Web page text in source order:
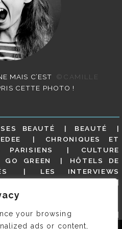
your browsing
ads or content,
MAIS C’EST
©CAMILLE
CETTE PHOTO !
BEAUTÉ
BEAUTÉ
CHRONIQUES ET
PARISIENS
CULTURE
GO GREEN
HÔTELS DE
LES INTERVIEWS
NON CLASSÉ
RESTAURANTS
SIOU PLAIT